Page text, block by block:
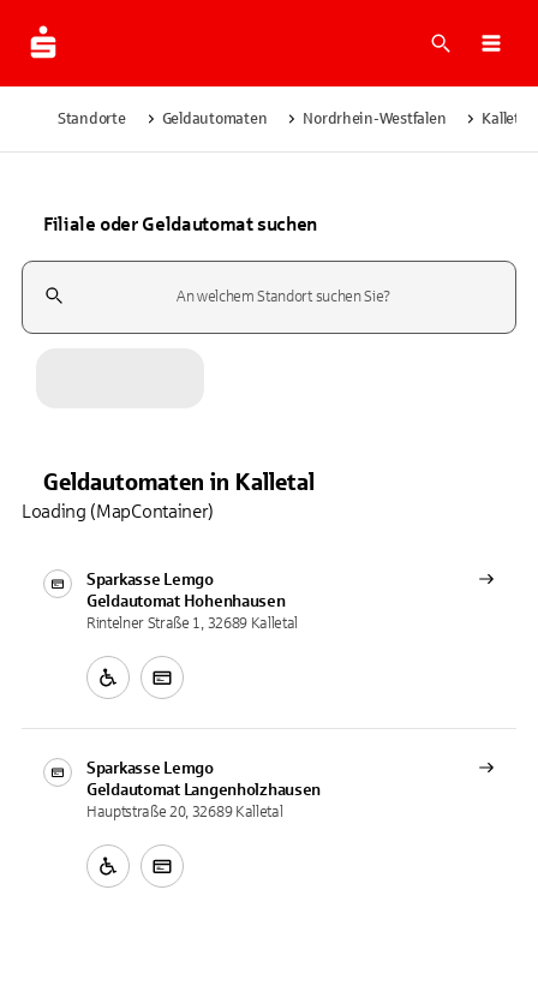
Suche
Standorte Geldautomaten Nordrhein-Westfalen Kalletal
Filiale oder Geldautomat suchen
Suchfeld
Geldautomaten in Kalletal
Sparkasse Lemgo
Geldautomat Hohenhausen
Rintelner Straße 1, 32689 Kalletal
Sparkasse Lemgo
Geldautomat
Langenholzhausen
Hauptstraße 20, 32689 Kalletal
Loading (MapContainer)